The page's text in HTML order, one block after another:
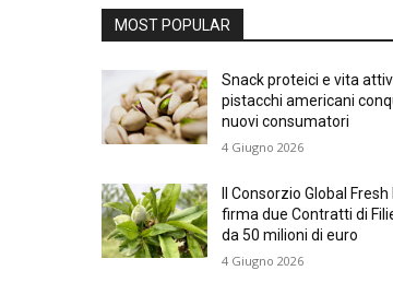
MOST POPULAR
Snack proteici e vita
pistacchi americani
nuovi consumatori
4 Giugno 2026
Il Consorzio Global
firma due Contratti di
da 50 milioni di euro
4 Giugno 2026